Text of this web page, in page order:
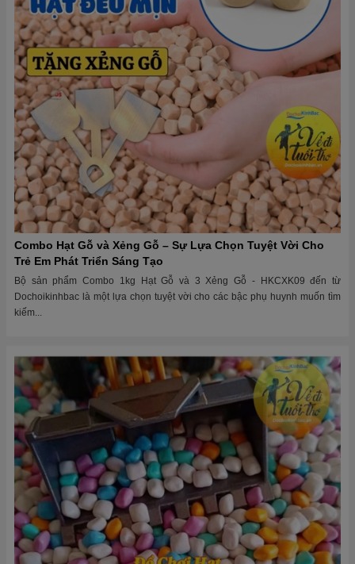
Combo Hạt Gỗ và Xẻng Gỗ – Sự Lựa Chọn Tuyệt Vời Cho
Trẻ Em Phát Triển Sáng Tạo
Bộ sản phẩm Combo 1kg Hạt Gỗ và 3 Xẻng Gỗ - HKCXK09 đến từ
Dochoikinhbac là một lựa chọn tuyệt vời cho các bậc phụ huynh muốn tìm
kiếm...